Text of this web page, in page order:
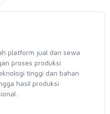
platform jual dan sewa
proses produksi
tinggi dan bahan
hasil produksi